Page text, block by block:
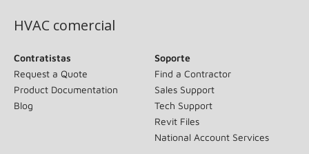
HVAC comercial
Contratistas
Request a Quote
Product Documentation
Blog
Soporte
Find a Contractor
Sales Support
Tech Support
Revit Files
National Account Services